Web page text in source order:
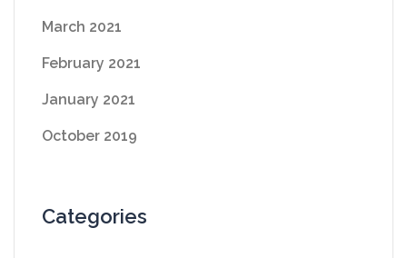
March 2021
February 2021
January 2021
October 2019
Categories